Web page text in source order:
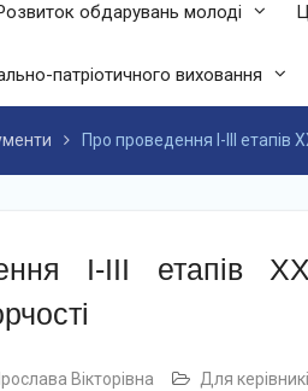
обдарувань молоді
патріотичного виховання
Про проведення І-ІІІ етапів
І-ІІІ етапів
Вікторівна Для